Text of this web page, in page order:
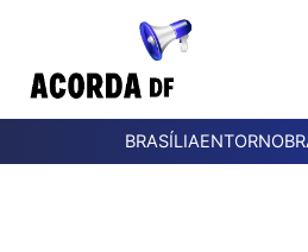
BRASÍLIAENTORNO